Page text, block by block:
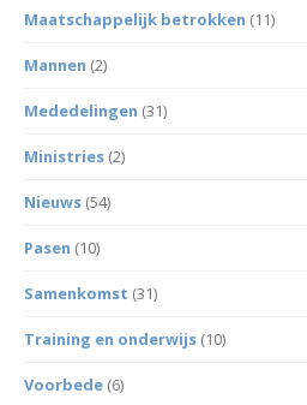
Maatschappelijk betrokken (11)
Mannen (2)
Mededelingen (31)
Ministries (2)
Nieuws (54)
Pasen (10)
Samenkomst (31)
Training en onderwijs (10)
Voorbede (6)